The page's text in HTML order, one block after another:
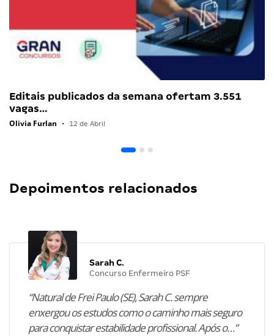
Editais publicados da semana ofertam 3.551
vagas…
Olivia Furlan • 12 de Abril
Depoimentos relacionados
Sarah C.
Concurso Enfermeiro PSF
“Natural de Frei Paulo (SE), Sarah C. sempre
enxergou os estudos como o caminho mais seguro
para conquistar estabilidade profissional. Após o…”